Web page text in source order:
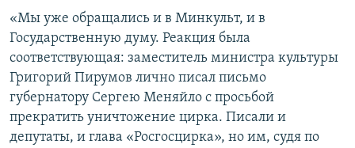
«Мы уже обращались и в Минкульт, и в
Государственную думу. Реакция была
соответствующая: заместитель министра культуры
Григорий Пирумов лично писал письмо
губернатору Сергею Меняйло с просьбой
прекратить уничтожение цирка. Писали и
депутаты, и глава «Росгосцирка», но им, судя по